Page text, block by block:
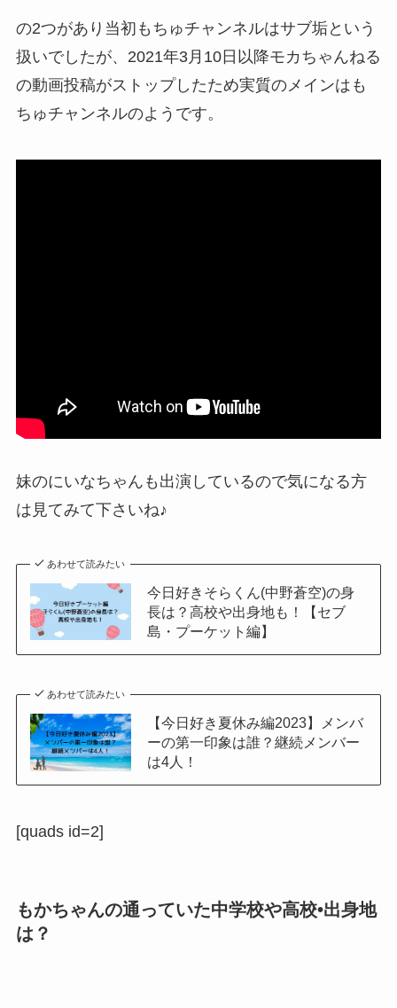
の2つがあり当初もちゅチャンネルはサブ垢という
扱いでしたが、2021年3月10日以降モカちゃんねる
の動画投稿がストップしたため実質のメインはも
ちゅチャンネルのようです。
妹のにいなちゃんも出演しているので気になる方
は見てみて下さいね♪
あわせて読みたい
今日好きそらくん(中野蒼空)の身
長は？高校や出身地も！【セブ
島・プーケット編】
あわせて読みたい
【今日好き夏休み編2023】メンバ
ーの第一印象は誰？継続メンバー
は4人！
[quads id=2]
もかちゃんの通っていた中学校や高校•出身地
は？